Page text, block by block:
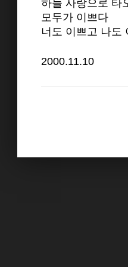
하늘 사랑으로 타
모두가 이쁘다
너도 이쁘고 나도
2000.11.10